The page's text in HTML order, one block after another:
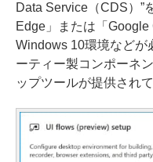
Data Service（CDS）”
Edge」または「
Windows 10環境などが
ーティー製コンポーネ
ップツールが提供されて